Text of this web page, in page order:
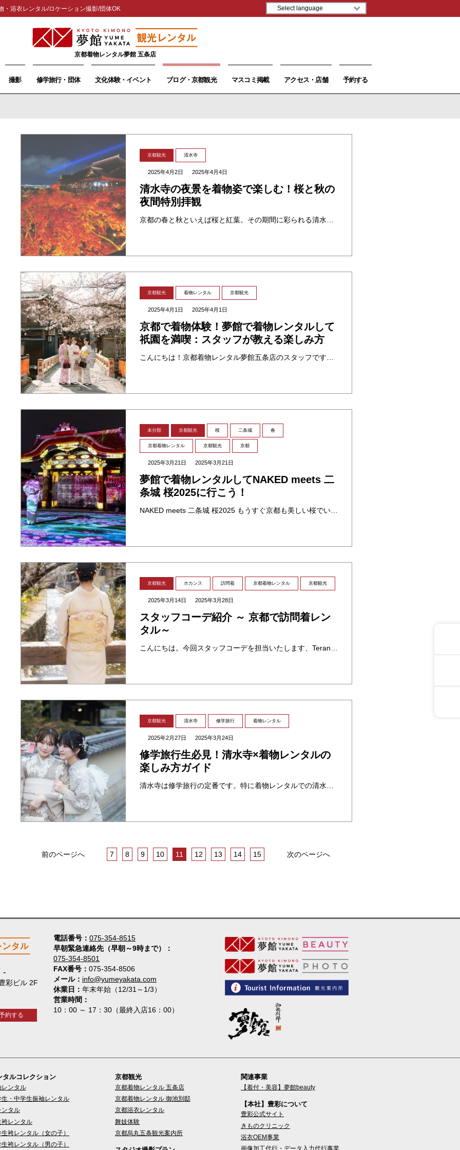
・浴衣レンタル/ロケーション撮影/団体OK
京都着物レンタル夢館 五条店
撮影 修学旅行・団体 文化体験・イベント ブログ・京都観光 マスコミ掲載 アクセス・店舗 予約する
京都観光 清水寺
2025年4月2日 2025年4月4日
清水寺の夜景を着物姿で楽しむ！桜と秋の
夜間特別拝観
京都観光 着物レンタル 京都観光
2025年4月1日 2025年4月1日
京都で着物体験！夢館で着物レンタルして
祇園を満喫：スタッフが教える楽しみ方
未分類 京都観光 桜 二条城 春
京都着物レンタル 京都観光 京都
2025年3月21日 2025年3月21日
夢館で着物レンタルしてNAKED meets 二
条城 桜2025に行こう！
NAKED meets 二条城 桜2025 もうすぐ京都も美しい桜でいっぱいになりますね。🌸 今年も二条城ではプロジェクションマッピングイベント「NAKED meets 二条城 桜2025」が開催され、幻想的な夜桜の世界 ・・・
京都観光 ホカンス 訪問着 京都着物レンタル 京都観光
2025年3月14日 2025年3月28日
スタッフコーデ紹介 ～ 京都で訪問着レン
タル～
京都観光 清水寺 修学旅行 着物レンタル
2025年2月27日 2025年3月24日
修学旅行生必見！清水寺×着物レンタルの
楽しみ方ガイド
前のページへ 7 8 9 10 11 12 13 14 15 次のページへ
電話番号
075-354-8515
早朝緊急連絡先（早朝～9時まで）
075-354-8501
FAX番号
075-354-8506
メール
info@yumeyakata.com
休業日
年末年始（12/31～1/3）
営業時間
10：00 ～ 17：30（最終入店16：00）
彩ビル 2F
約する
タルコレクション
レンタル
生・中学生振袖レンタル
ンタル
袴レンタル
袴レンタル（女の子）
袴レンタル（男の子）
京都観光
京都着物レンタル 五条店
京都着物レンタル 御池別邸
京都浴衣レンタル
舞妓体験
京都烏丸五条観光案内所
関連事業
【着付・美容】夢館beauty
【本社】豊彩について
豊彩公式サイト
きものクリニック
浴衣OEM事業